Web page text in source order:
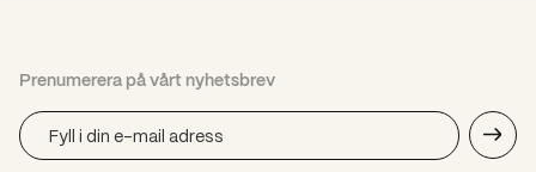
Prenumerera på vårt nyhetsbrev